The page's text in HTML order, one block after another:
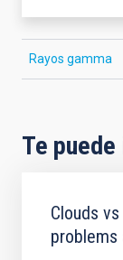
Rayos gamma
Te
Clouds
problems